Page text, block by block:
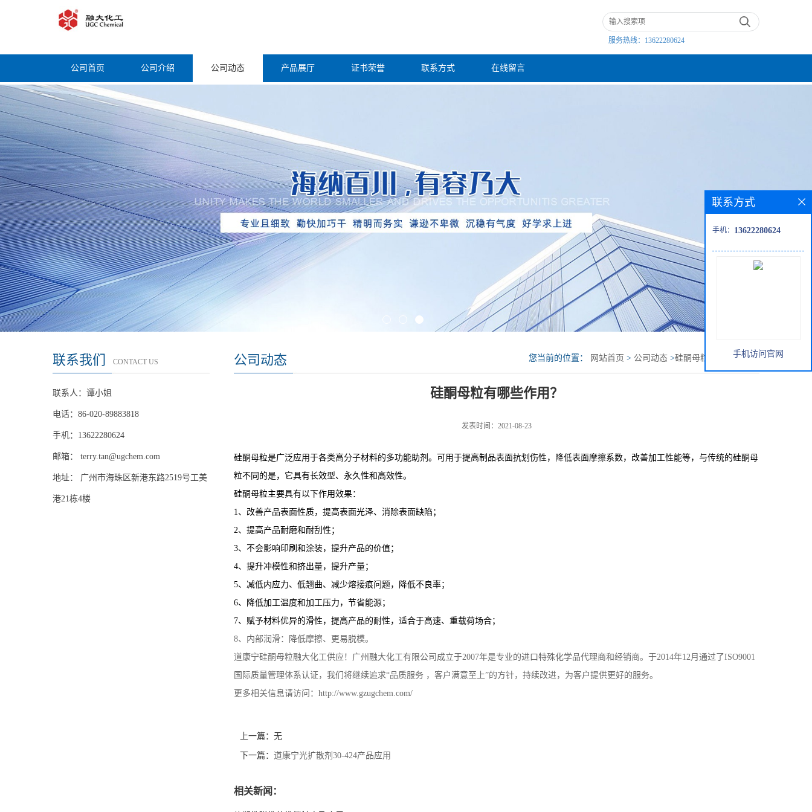
服务热线： 13622280624
公司首页 公司介绍 公司动态 产品展厅 证书荣誉 联系方式 在线留言
联系我们 CONTACT US
联系人：谭小姐
电话：86-020-89883818
手机：13622280624
邮箱： terry.tan@ugchem.com
地址： 广州市海珠区新港东路2519号工美
港21栋4楼
公司动态 您当前的位置： 网站首页 > 公司动态 >硅酮母粒有哪些作用？
硅酮母粒有哪些作用？
发表时间：2021-08-23
硅酮母粒是广泛应用于各类高分子材料的多功能助剂。可用于提高制品表面抗划伤性，降低表面摩擦系数，改善加工性能等，与传统的硅酮母
粒不同的是，它具有长效型、永久性和高效性。
硅酮母粒主要具有以下作用效果：
1、改善产品表面性质，提高表面光泽、消除表面缺陷；
2、提高产品耐磨和耐刮性；
3、不会影响印刷和涂装，提升产品的价值；
4、提升冲模性和挤出量，提升产量；
5、减低内应力、低翘曲、减少熔接痕问题，降低不良率；
6、降低加工温度和加工压力，节省能源；
7、赋予材料优异的滑性，提高产品的耐性，适合于高速、重载荷场合；
8、内部润滑：降低摩擦、更易脱模。
道康宁硅酮母粒融大化工供应！广州融大化工有限公司成立于2007年是专业的进口特殊化学品代理商和经销商。于2014年12月通过了ISO9001
国际质量管理体系认证，我们将继续追求“品质服务 ，客户满意至上”的方针，持续改进，为客户提供更好的服务。
更多相关信息请访问：http://www.gzugchem.com/
上一篇：无
下一篇： 道康宁光扩散剂30-424产品应用
相关新闻：
联系方式
手机： 13622280624
手机访问官网